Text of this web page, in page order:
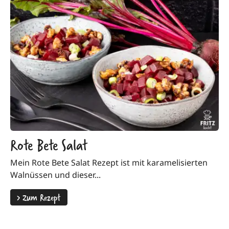
Rote Bete Salat
Mein Rote Bete Salat Rezept ist mit karamelisierten
Walnüssen und dieser...
>Zum Rezept